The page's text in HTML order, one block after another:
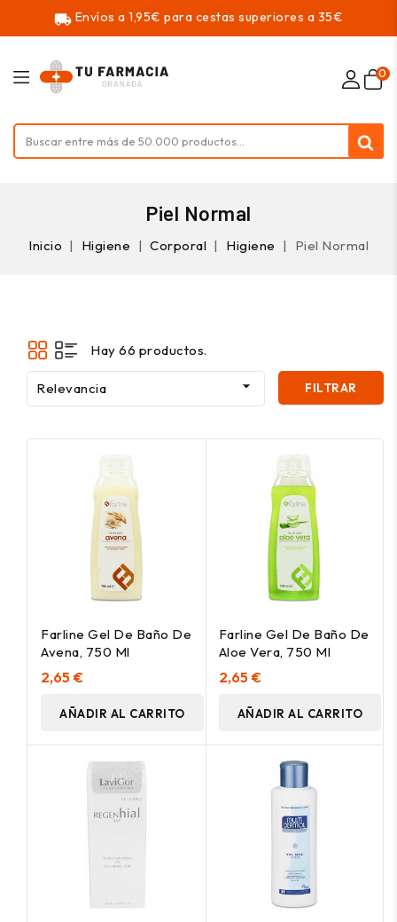
local_shipping Envíos a 1,95€ para cestas superiores a 35€
0
Piel Normal
Inicio Higiene Corporal Higiene Piel Normal
Hay 66 productos.
Relevancia  FILTRAR
Farline Gel De Baño De
Avena, 750 Ml
2,65 €
AÑADIR AL CARRITO
Farline Gel De Baño De
Aloe Vera, 750 Ml
2,65 €
AÑADIR AL CARRITO